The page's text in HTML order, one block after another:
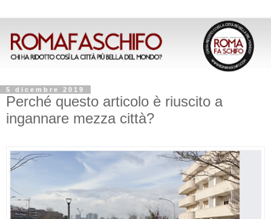
5 dicembre 2019
Perché questo articolo è riuscito a
ingannare mezza città?